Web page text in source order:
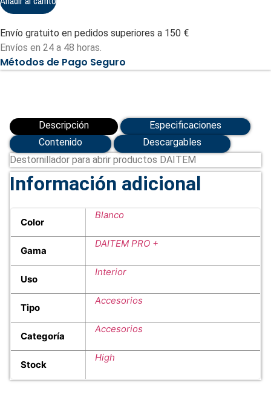
Envío gratuito en pedidos superiores a 150 €
Envíos en 24 a 48 horas.
Métodos de Pago Seguro
Descripción
Especificaciones
Contenido
Descargables
Destornillador para abrir productos DAITEM
Información adicional
Color
Blanco
Gama
DAITEM PRO +
Uso
Interior
Tipo
Accesorios
Categoría
Accesorios
Stock
High